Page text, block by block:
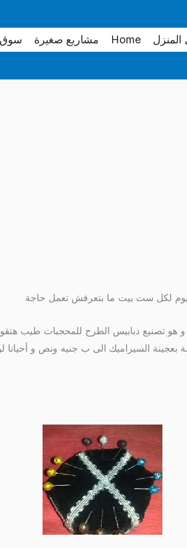
Home مشاريع صغيرة سوق
اليوم لكل ست بيت ما بتعرفش تعمل حاجة
دبابيس الطرح للمحجبات طيب